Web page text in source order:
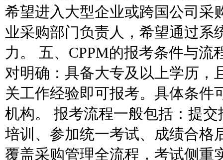
希望进入大型企业或跨国公司采
业采购部门负责人，希望通过系
力。 五、CPPM的报考条件与流
对明确：具备大专及以上学历，
关工作经验即可报考。具体条件
机构。 报考流程一般包括：提
培训、参加统一考试、成绩合格
覆盖采购管理全流程，考试侧重